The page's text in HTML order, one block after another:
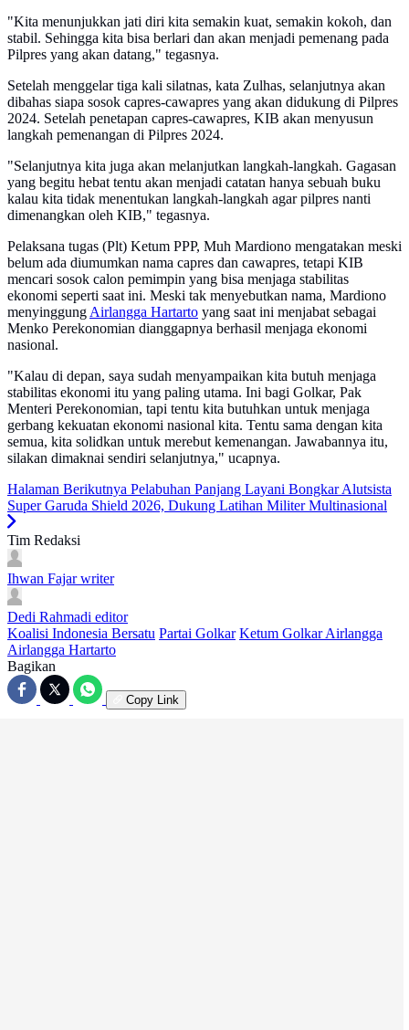
"Kita menunjukkan jati diri kita semakin kuat, semakin kokoh, dan
stabil. Sehingga kita bisa berlari dan akan menjadi pemenang pada
Pilpres yang akan datang," tegasnya.
Setelah menggelar tiga kali silatnas, kata Zulhas, selanjutnya akan
dibahas siapa sosok capres-cawapres yang akan didukung di Pilpres
2024. Setelah penetapan capres-cawapres, KIB akan menyusun
langkah pemenangan di Pilpres 2024.
"Selanjutnya kita juga akan melanjutkan langkah-langkah. Gagasan
yang begitu hebat tentu akan menjadi catatan hanya sebuah buku
kalau kita tidak menentukan langkah-langkah agar pilpres nanti
dimenangkan oleh KIB," tegasnya.
Pelaksana tugas (Plt) Ketum PPP, Muh Mardiono mengatakan meski
belum ada diumumkan nama capres dan cawapres, tetapi KIB
mencari sosok calon pemimpin yang bisa menjaga stabilitas
ekonomi seperti saat ini. Meski tak menyebutkan nama, Mardiono
menyinggung Airlangga Hartarto yang saat ini menjabat sebagai
Menko Perekonomian dianggapnya berhasil menjaga ekonomi
nasional.
"Kalau di depan, saya sudah menyampaikan kita butuh menjaga
stabilitas ekonomi itu yang paling utama. Ini bagi Golkar, Pak
Menteri Perekonomian, tapi tentu kita butuhkan untuk menjaga
gerbang kekuatan ekonomi nasional kita. Tentu sama dengan kita
semua, kita solidkan untuk merebut kemenangan. Jawabannya itu,
silakan dimaknai sendiri selanjutnya," ucapnya.
Halaman Berikutnya Pelabuhan Panjang Layani Bongkar Alutsista
Super Garuda Shield 2026, Dukung Latihan Militer Multinasional
Tim Redaksi
Ihwan Fajar writer
Dedi Rahmadi editor
Koalisi Indonesia Bersatu Partai Golkar Ketum Golkar Airlangga
Airlangga Hartarto
Bagikan
Copy Link